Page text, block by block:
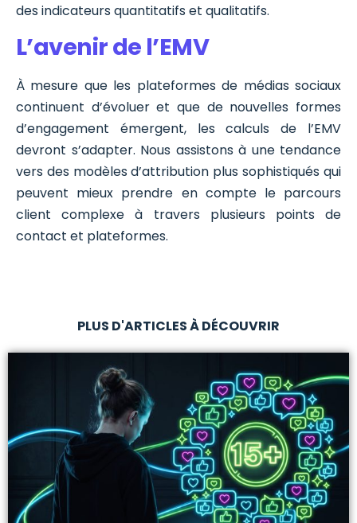
des indicateurs quantitatifs et qualitatifs.
L’avenir de l’EMV
À mesure que les plateformes de médias sociaux
continuent d’évoluer et que de nouvelles formes
d’engagement émergent, les calculs de l’EMV
devront s’adapter. Nous assistons à une tendance
vers des modèles d’attribution plus sophistiqués qui
peuvent mieux prendre en compte le parcours
client complexe à travers plusieurs points de
contact et plateformes.
PLUS D'ARTICLES À DÉCOUVRIR